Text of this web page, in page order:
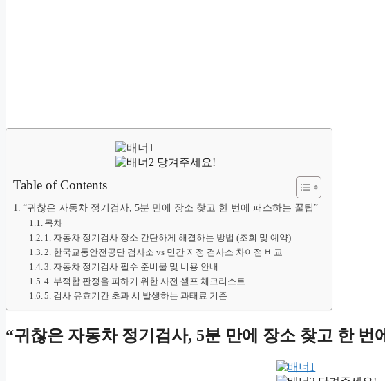
당겨주세요!
Table of Contents
“귀찮은 자동차 정기검사, 5분 만에 장소 찾고 한 번에 패스하는 꿀팁”
목차
1. 자동차 정기검사 장소 간단하게 해결하는 방법 (조회 및 예약)
2. 한국교통안전공단 검사소 vs 민간 지정 검사소 차이점 비교
3. 자동차 정기검사 필수 준비물 및 비용 안내
4. 부적합 판정을 피하기 위한 사전 셀프 체크리스트
5. 검사 유효기간 초과 시 발생하는 과태료 기준
“귀찮은 자동차 정기검사, 5분 만에 장소 찾고 한 번